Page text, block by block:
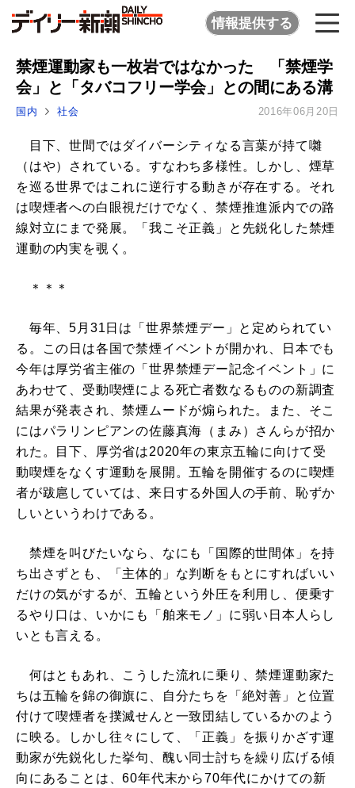
情報提供する
禁煙運動家も一枚岩ではなかった 「禁煙学
会」と「タバコフリー学会」との間にある溝
国内 社会 2016年06月20日
目下、世間ではダイバーシティなる言葉が持て囃
（はや）されている。すなわち多様性。しかし、煙草
を巡る世界ではこれに逆行する動きが存在する。それ
は喫煙者への白眼視だけでなく、禁煙推進派内での路
線対立にまで発展。「我こそ正義」と先鋭化した禁煙
運動の内実を覗く。
＊＊＊
毎年、5月31日は「世界禁煙デー」と定められてい
る。この日は各国で禁煙イベントが開かれ、日本でも
今年は厚労省主催の「世界禁煙デー記念イベント」に
あわせて、受動喫煙による死亡者数なるものの新調査
結果が発表され、禁煙ムードが煽られた。また、そこ
にはパラリンピアンの佐藤真海（まみ）さんらが招か
れた。目下、厚労省は2020年の東京五輪に向けて受
動喫煙をなくす運動を展開。五輪を開催するのに喫煙
者が跋扈していては、来日する外国人の手前、恥ずか
しいというわけである。
禁煙を叫びたいなら、なにも「国際的世間体」を持
ち出さずとも、「主体的」な判断をもとにすればいい
だけの気がするが、五輪という外圧を利用し、便乗す
るやり口は、いかにも「舶来モノ」に弱い日本人らし
いとも言える。
何はともあれ、こうした流れに乗り、禁煙運動家た
ちは五輪を錦の御旗に、自分たちを「絶対善」と位置
付けて喫煙者を撲滅せんと一致団結しているかのよう
に映る。しかし往々にして、「正義」を振りかざす運
動家が先鋭化した挙句、醜い同士討ちを繰り広げる傾
向にあることは、60年代末から70年代にかけての新